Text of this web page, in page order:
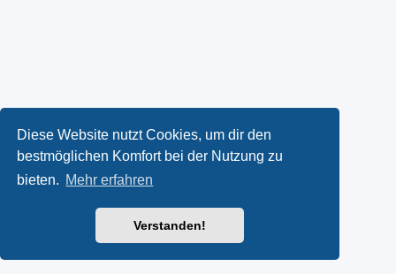
Diese Website nutzt Cookies, um dir den
bestmöglichen Komfort bei der Nutzung zu
bieten. Mehr erfahren
Verstanden!